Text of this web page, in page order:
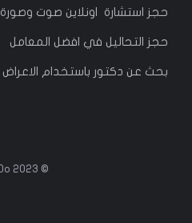
حجز استشارة اونلاين صوت وصورة
حجز التحاليل في افضل المعامل
بحث عن دكتور باستخدام الاعراض
© 2023 CliniDo